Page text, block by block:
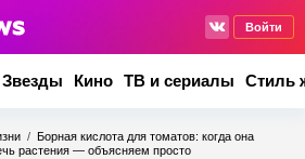
Войти
Звезды Кино ТВ и сериалы Стиль
/ Борная кислота для томатов: когда она
растения — объясняем просто